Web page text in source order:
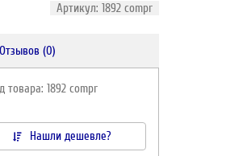
Артикул: 1892 compr
Отзывов (0)
товара: 1892 compr
Нашли дешевле?